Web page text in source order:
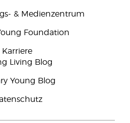
& Medienzentrum
Foundation
Karriere
Living Blog
Young Blog